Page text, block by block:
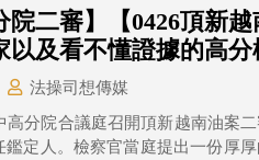
院二審】【0426頂新
以及看不懂證據的高分
法操司想傳媒
高分院合議庭召開頂新越南油案
鑑定人。檢察官當庭提出一份厚